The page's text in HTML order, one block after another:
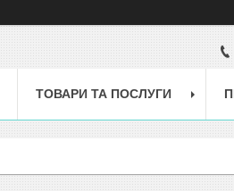
ТОВАРИ ТА ПОСЛУГИ